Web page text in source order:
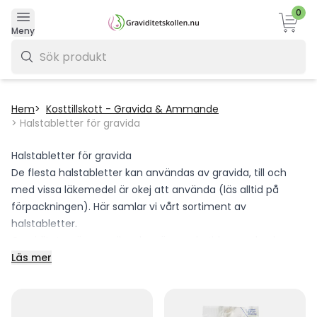
Meny
0
Hem
Kosttillskott - Gravida & Ammande
Halstabletter för gravida
Halstabletter för gravida
De flesta halstabletter kan användas av gravida, till och
med vissa läkemedel är okej att använda (läs alltid på
förpackningen). Här samlar vi vårt sortiment av
halstabletter.
också komma med obehagliga symptom som ont i halsen
Läs mer